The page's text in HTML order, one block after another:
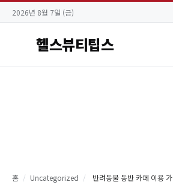
2026년 8월 7일 (금)
헬스뷰티팁스
홈 / Uncategorized / 반려동물 동반 카페 이용